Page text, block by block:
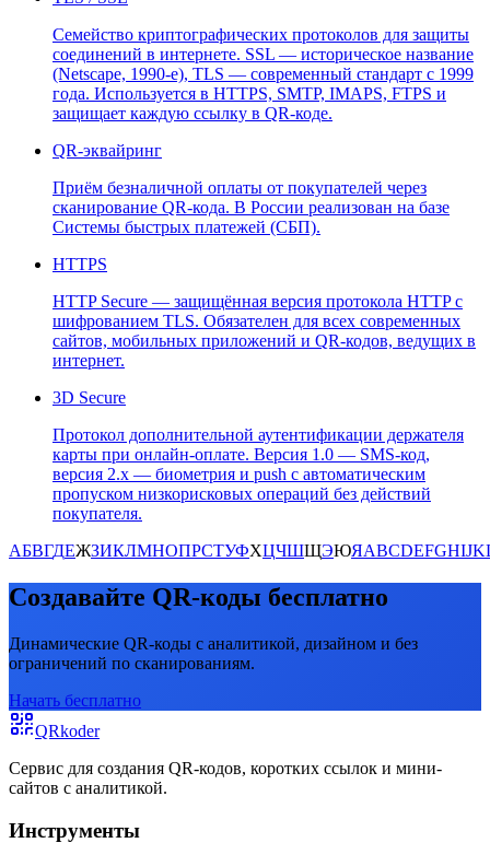
Семейство криптографических протоколов для защиты
соединений в интернете. SSL — историческое название
(Netscape, 1990-е), TLS — современный стандарт с 1999
года. Используется в HTTPS, SMTP, IMAPS, FTPS и
защищает каждую ссылку в QR-коде.
QR-эквайринг
Приём безналичной оплаты от покупателей через
сканирование QR-кода. В России реализован на базе
Системы быстрых платежей (СБП).
HTTPS
HTTP Secure — защищённая версия протокола HTTP с
шифрованием TLS. Обязателен для всех современных
сайтов, мобильных приложений и QR-кодов, ведущих в
интернет.
3D Secure
Протокол дополнительной аутентификации держателя
карты при онлайн-оплате. Версия 1.0 — SMS-код,
версия 2.x — биометрия и push с автоматическим
пропуском низкорисковых операций без действий
покупателя.
АБВГДЕЖЗИКЛМНОПРСТУФХЦЧШЩЭЮЯABCDEFGHIJK
Создавайте QR-коды бесплатно
Динамические QR-коды с аналитикой, дизайном и без
ограничений по сканированиям.
Начать бесплатно
QRkoder
Сервис для создания QR-кодов, коротких ссылок и мини-
сайтов с аналитикой.
Инструменты